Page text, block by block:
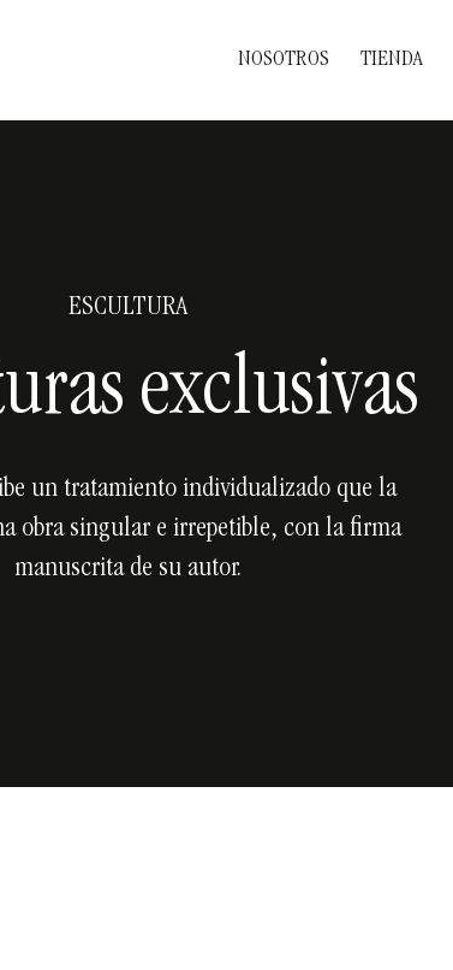
NOSOTROS TIENDA
ESCULTURA
exclusivas
un tratamiento individualizado que la
obra singular e irrepetible, con la firma
manuscrita de su autor.